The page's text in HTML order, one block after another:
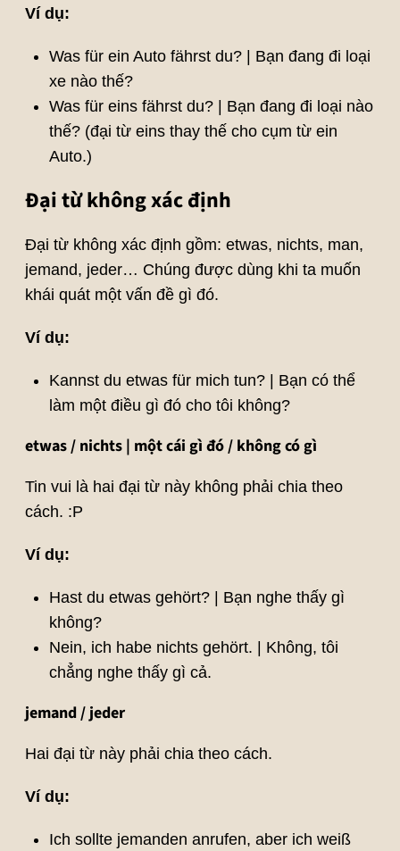
Ví dụ:
Was für ein Auto fährst du? | Bạn đang đi loại
xe nào thế?
Was für eins fährst du? | Bạn đang đi loại nào
thế? (đại từ eins thay thế cho cụm từ ein
Auto.)
Đại từ không xác định
Đại từ không xác định gồm: etwas, nichts, man,
jemand, jeder… Chúng được dùng khi ta muốn
khái quát một vấn đề gì đó.
Ví dụ:
Kannst du etwas für mich tun? | Bạn có thể
làm một điều gì đó cho tôi không?
etwas / nichts | một cái gì đó / không có gì
Tin vui là hai đại từ này không phải chia theo
cách. :P
Ví dụ:
Hast du etwas gehört? | Bạn nghe thấy gì
không?
Nein, ich habe nichts gehört. | Không, tôi
chẳng nghe thấy gì cả.
jemand / jeder
Hai đại từ này phải chia theo cách.
Ví dụ:
Ich sollte jemanden anrufen, aber ich weiß